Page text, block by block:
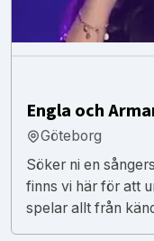
Engla och
Göteborg
Söker ni en
finns vi här för att
spelar allt från